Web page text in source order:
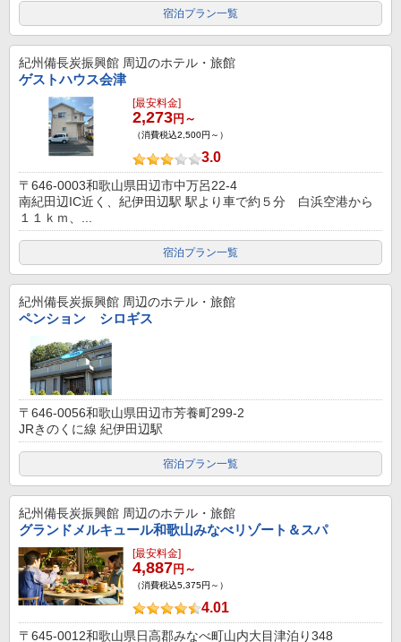
宿泊プラン一覧
紀州備長炭振興館 周辺のホテル・旅館
ゲストハウス会津
[最安料金]
2,273円～
（消費税込2,500円～）
3.0
〒646-0003和歌山県田辺市中万呂22-4
南紀田辺IC近く、紀伊田辺駅 駅より車で約５分 白浜空港から
１１ｋｍ、...
宿泊プラン一覧
紀州備長炭振興館 周辺のホテル・旅館
ペンション シロギス
〒646-0056和歌山県田辺市芳養町299-2
JRきのくに線 紀伊田辺駅
宿泊プラン一覧
紀州備長炭振興館 周辺のホテル・旅館
グランドメルキュール和歌山みなべリゾート＆スパ
[最安料金]
4,887円～
（消費税込5,375円～）
4.01
〒645-0012和歌山県日高郡みなべ町山内大目津泊り348